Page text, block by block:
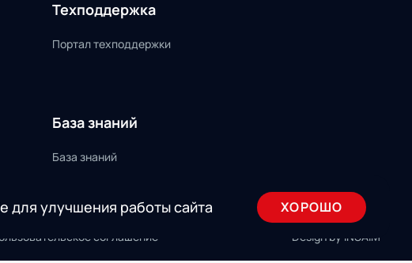
Техподдержка
Портал техподдержки
База знаний
База знаний
соглашение Design by INSAIM
для улучшения работы сайта ХОРОШО